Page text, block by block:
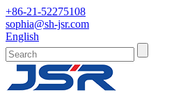
+86-21-52275108
sophia@sh-jsr.com
English